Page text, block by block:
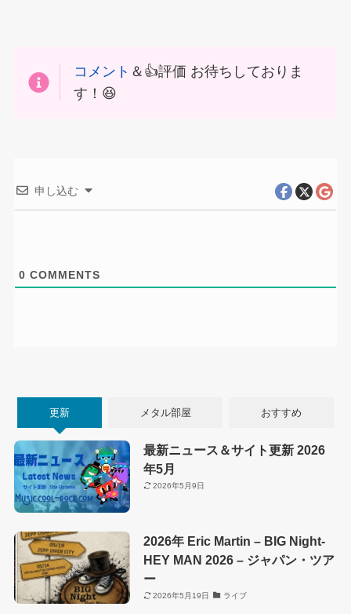
コメント ＆👍評価 お待ちしておりま
す！😆
申し込む
0 COMMENTS
更新 メタル部屋 おすすめ
最新ニュース＆サイト更新 2026
年5月
2026年5月9日
2026年 Eric Martin – BIG Night-
HEY MAN 2026 – ジャパン・ツア
ー
2026年5月19日 ライブ